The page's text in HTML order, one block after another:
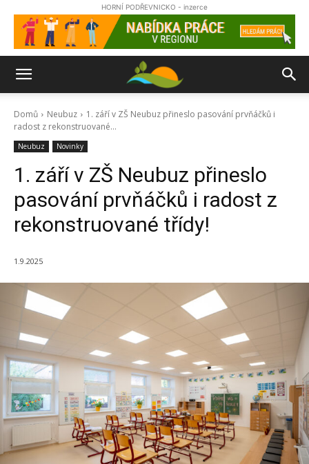
HORNÍ PODŘEVNICKO - inzerce
Domů Neubuz
1. září v ZŠ Neubuz přineslo pasování prvňáčků i
radost z rekonstruované...
Neubuz Novinky
1. září v ZŠ Neubuz přineslo
pasování prvňáčků i radost z
rekonstruované třídy!
1.9.2025